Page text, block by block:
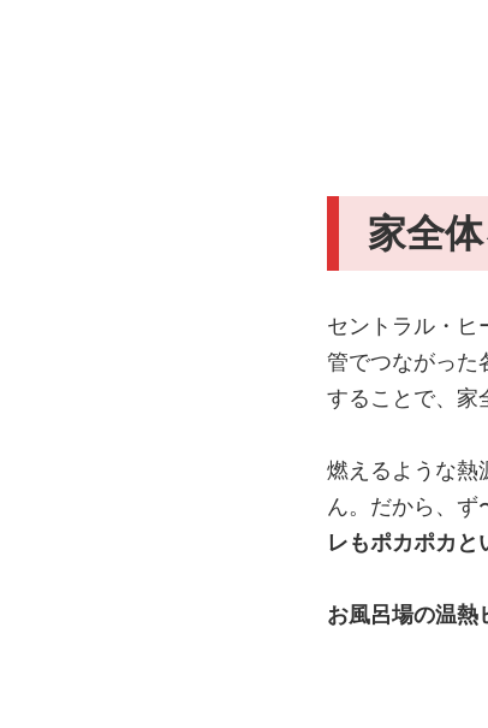
家全
セントラル・ヒ
管でつながった
することで、家
燃えるような熱
ん。だから、ず
レもポカポカ
お風呂場の温熱